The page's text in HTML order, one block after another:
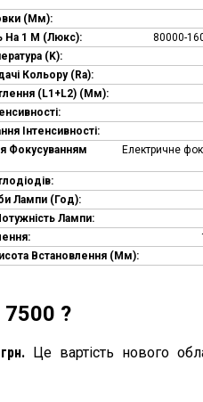
(мм):
На 1 М (люкс):
80000-
(K):
Кольору (Ra):
(L1+L2) (мм):
Інтенсивності:
Фокусуванням
Електричне
Лампи (год):
Лампи:
Встановлення (мм):
7500 ?
Це вартість нового